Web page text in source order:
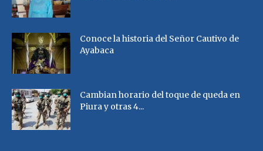
Conoce la historia del Señor Cautivo de
Ayabaca
Cambian horario del toque de queda en
Piura y otras 4...